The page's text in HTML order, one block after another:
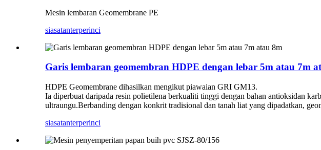
Mesin lembaran Geomembrane PE
siasatanterperinci
Garis lembaran geomembran HDPE dengan lebar 5m atau 7m
HDPE Geomembrane dihasilkan mengikut piawaian GRI GM13.
Ia diperbuat daripada resin polietilena berkualiti tinggi dengan bahan antioksidan
ultraungu.Berbanding dengan konkrit tradisional dan tanah liat yang dipadatkan,
siasatanterperinci